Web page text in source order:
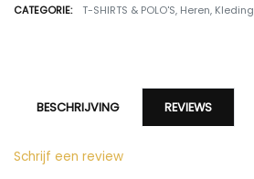
CATEGORIE: T-SHIRTS & POLO'S, Heren, Kleding
BESCHRIJVING REVIEWS
Schrijf een review